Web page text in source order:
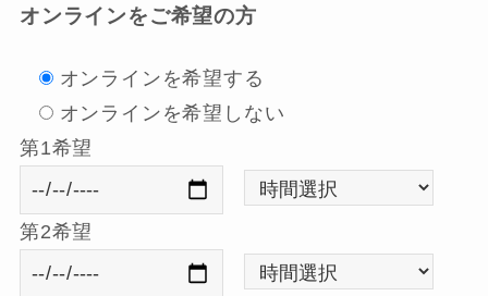
オンラインをご希望の方
オンラインを希望する
オンラインを希望しない
第1希望
第2希望